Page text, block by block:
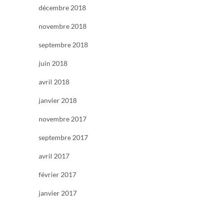
décembre 2018
novembre 2018
septembre 2018
juin 2018
avril 2018
janvier 2018
novembre 2017
septembre 2017
avril 2017
février 2017
janvier 2017